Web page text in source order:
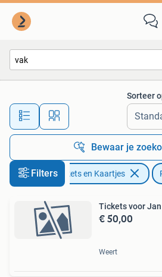
Alle afstanden…
Sorteer
Bewaar je
FiltersTickets en Kaartjes
Tickets voor
€ 50,00
Weert